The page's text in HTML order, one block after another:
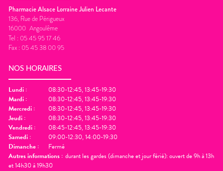
Pharmacie Alsace Lorraine Julien Lecante
136, Rue de Périgueux
16000 Angoulême
Tel : 05 45 95 17 46
Fax : 05 45 38 00 95
NOS HORAIRES
Lundi :
08:30-12:45, 13:45-19:30
Mardi :
08:30-12:45, 13:45-19:30
Mercredi :
08:30-12:45, 13:45-19:30
Jeudi :
08:30-12:45, 13:45-19:30
Vendredi :
08:45-12:45, 13:45-19:30
Samedi :
09:00-12:30, 14:00-19:30
Dimanche :
Fermé
Autres informations : durant les gardes (dimanche et jour férié): ouvert de 9h à 13h
et 14h30 à 19h30